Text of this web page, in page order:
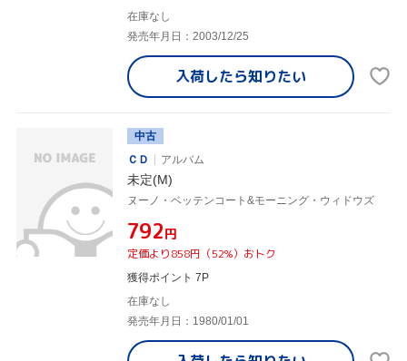
在庫なし
発売年月日：2003/12/25
入荷したら知りたい
中古
ＣＤ
アルバム
未定(M)
ヌーノ・ベッテンコート&モーニング・ウィドウズ
¥792円
定価より858円（52%）おトク
獲得ポイント 7P
在庫なし
発売年月日：1980/01/01